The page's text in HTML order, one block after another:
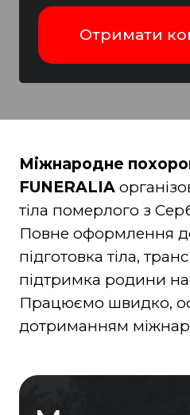
Міжнародне
FUNERALIA
тіла померлого з
Повне оформлення
підготовка тіла,
підтримка родини на
Працюємо швидко,
дотриманням